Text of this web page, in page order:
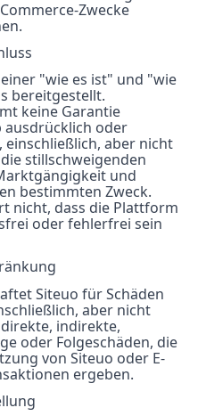
Zwecke
"wie es ist" und "wie
bereitgestellt.
keine Garantie
ausdrücklich oder
einschließlich, aber nicht
stillschweigenden
und
bestimmten Zweck.
nicht, dass die Plattform
oder fehlerfrei sein
Siteuo für Schäden
aber nicht
indirekte,
oder Folgeschäden, die
von Siteuo oder E-
ergeben.